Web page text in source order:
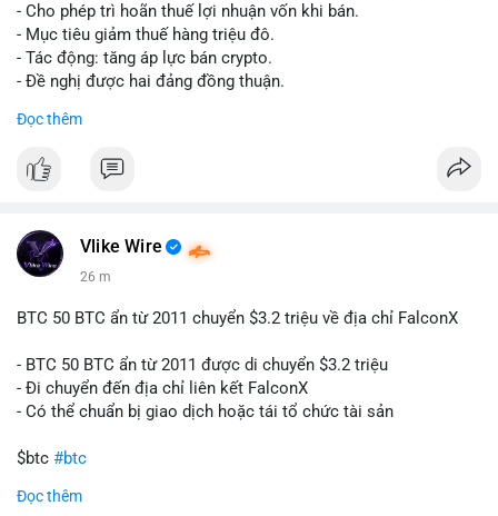
tái cơ cấu danh mục trước phiên giao dịch Âu-Mỹ. Tâm lý thị
trường có thể dao động nhẹ khi nhà đầu tư nhỏ lẻ theo dõi
động thái này.
và điểm đến của số BTC này trong 2-4 giờ tới. Nếu dòng tiền
phòng thủ. Nếu vào ví lạnh, có thể duy trì chiến lược nắm giữ
#160btc #vilanh #thanhkhoansan
- Cho phép trì hoãn thuế lợi nhuận vốn khi bán.
- Mục tiêu giảm thuế hàng triệu đô.
- Tác động: tăng áp lực bán crypto.
- Đề nghị được hai đảng đồng thuận.
📰 Nguồn: Cointelegraph
Đọc thêm
Vlike Wire
27 m
BTC 50 BTC ẩn từ 2011 chuyển $3.2 triệu về địa chỉ FalconX
- BTC 50 BTC ẩn từ 2011 được di chuyển $3.2 triệu
- Đi chuyển đến địa chỉ liên kết FalconX
- Có thể chuẩn bị giao dịch hoặc tái tổ chức tài sản
$btc #btc
#vlikevn
Đọc thêm